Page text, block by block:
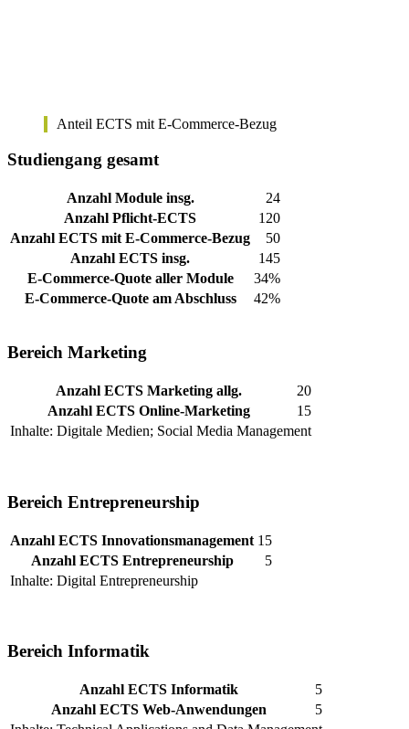
Anteil ECTS mit E-Commerce-Bezug
Studiengang gesamt
Anzahl Module insg.
24
Anzahl Pflicht-ECTS
120
Anzahl ECTS mit E-Commerce-Bezug
50
Anzahl ECTS insg.
145
E-Commerce-Quote aller Module
34%
E-Commerce-Quote am Abschluss
42%
Bereich Marketing
Anzahl ECTS Marketing allg.
20
Anzahl ECTS Online-Marketing
15
Inhalte: Digitale Medien; Social Media Management
Bereich Entrepreneurship
Anzahl ECTS Innovationsmanagement 15
Anzahl ECTS Entrepreneurship
5
Inhalte: Digital Entrepreneurship
Bereich Informatik
Anzahl ECTS Informatik
5
Anzahl ECTS Web-Anwendungen
5